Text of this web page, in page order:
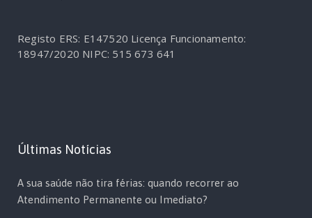
Registo ERS: E147520 Licença Funcionamento:
18947/2020 NIPC: 515 673 641
Últimas Notícias
A sua saúde não tira férias: quando recorrer ao
Atendimento Permanente ou Imediato?